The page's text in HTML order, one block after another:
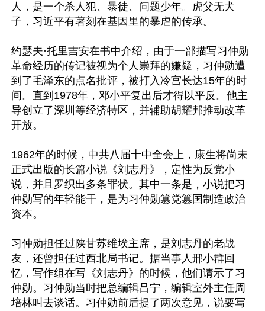
人，是一个杀人犯、暴徒、问题少年。虎父无犬
子，习近平有著刻在基因里的暴虐的传承。
约瑟夫·托里吉安在书中介绍，由于一部描写习仲勋
革命经历的传记被视为个人崇拜的嫌疑，习仲勋遭
到了毛泽东的点名批评，被打入冷宫长达15年的时
间。直到1978年，邓小平复出后才得以平反。他主
导创立了深圳等经济特区，并辅助胡耀邦推动改革
开放。
1962年的时候，中共八届十中全会上，康生将尚未
正式出版的长篇小说《刘志丹》，定性为反党小
说，并且罗织出多条罪状。其中一条是，小说把习
仲勋写的年轻能干，是为习仲勋篡党篡国制造政治
资本。
习仲勋担任过陕甘苏维埃主席，是刘志丹的老战
友，还曾担任过西北局书记。据当事人邢小群回
忆，写作组在写《刘志丹》的时候，他们请示了习
仲勋。习仲勋当时把总编辑吕宁，编辑室外主任周
培林叫去谈话。习仲勋前后提了两次意见，说要写